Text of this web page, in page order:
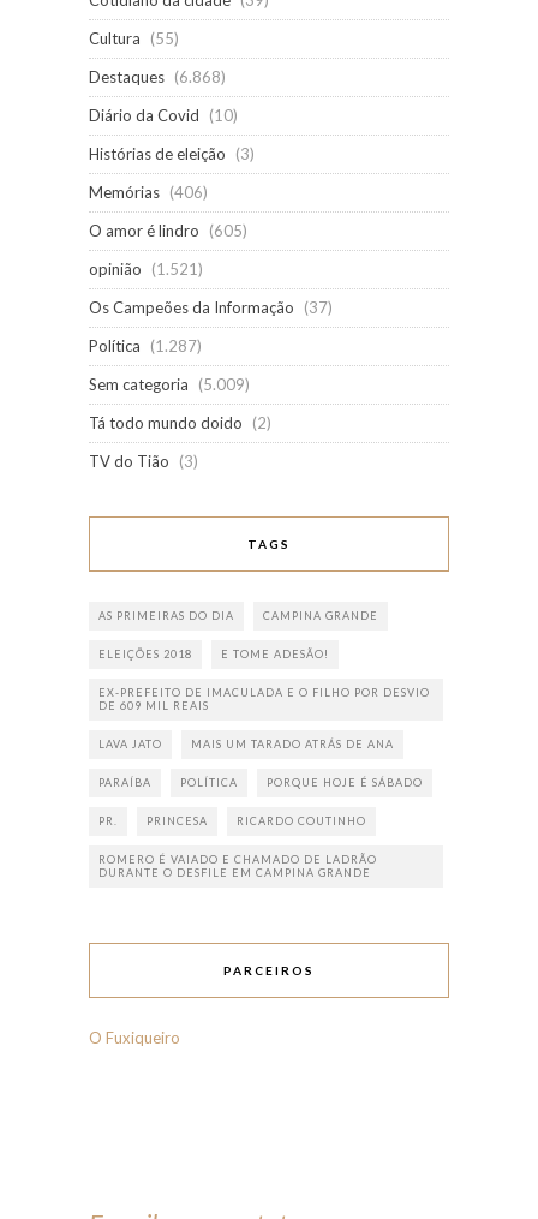
Cultura
(55)
Destaques (6.868)
Diário da Covid
(10)
Histórias de eleição
(3)
Memórias (406)
O amor é lindro
(605)
opinião
(1.521)
Os Campeões da Informação
(37)
Política
(1.287)
Sem categoria
(5.009)
Tá todo mundo doido
(2)
TV do Tião
(3)
TAGS
AS PRIMEIRAS DO DIA CAMPINA GRANDE
ELEIÇÕES 2018 E TOME ADESÃO!
EX-PREFEITO DE IMACULADA E O FILHO POR DESVIO
DE 609 MIL REAIS
LAVA JATO MAIS UM TARADO ATRÁS DE ANA
PARAÍBA POLÍTICA PORQUE HOJE É SÁBADO
PR. PRINCESA RICARDO COUTINHO
ROMERO É VAIADO E CHAMADO DE LADRÃO
DURANTE O DESFILE EM CAMPINA GRANDE
PARCEIROS
O Fuxiqueiro